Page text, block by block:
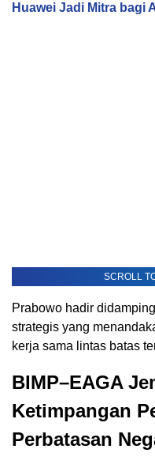
Huawei Jadi Mitra bagi
SCROLL
Prabowo hadir
strategis yang
kerja sama lintas batas
BIMP–EAGA
Ketimpangan
Perbatasan